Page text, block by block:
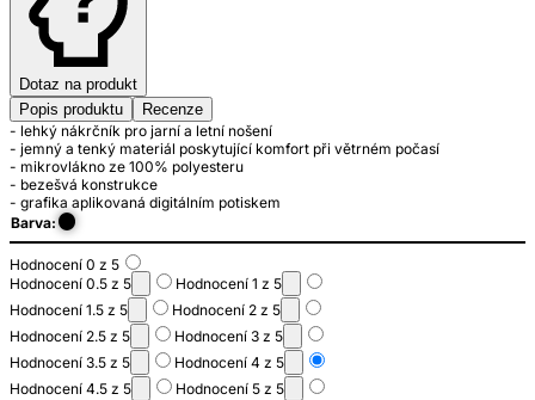
Dotaz na produkt
Popis produktu
Recenze
- lehký nákrčník pro jarní a letní nošení
- jemný a tenký materiál poskytující komfort při větrném počasí
- mikrovlákno ze 100% polyesteru
- bezešvá konstrukce
- grafika aplikovaná digitálním potiskem
Barva:
Hodnocení 0 z 5
Hodnocení 0.5 z 5
Hodnocení 1 z 5
Hodnocení 1.5 z 5
Hodnocení 2 z 5
Hodnocení 2.5 z 5
Hodnocení 3 z 5
Hodnocení 3.5 z 5
Hodnocení 4 z 5
Hodnocení 4.5 z 5
Hodnocení 5 z 5